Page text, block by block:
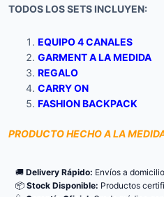
TODOS LOS SETS INCLUYEN:
EQUIPO 4 CANALES
GARMENT A LA MEDIDA
REGALO
CARRY ON
FASHION BACKPACK
PRODUCTO HECHO A LA
🚚 Delivery Rápido: Envíos a
📦 Stock Disponible: Productos